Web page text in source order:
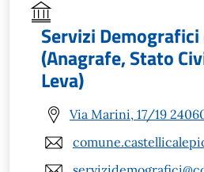
Servizi
(Anagrafe, Stato
Leva)
Via Marini, 17/19